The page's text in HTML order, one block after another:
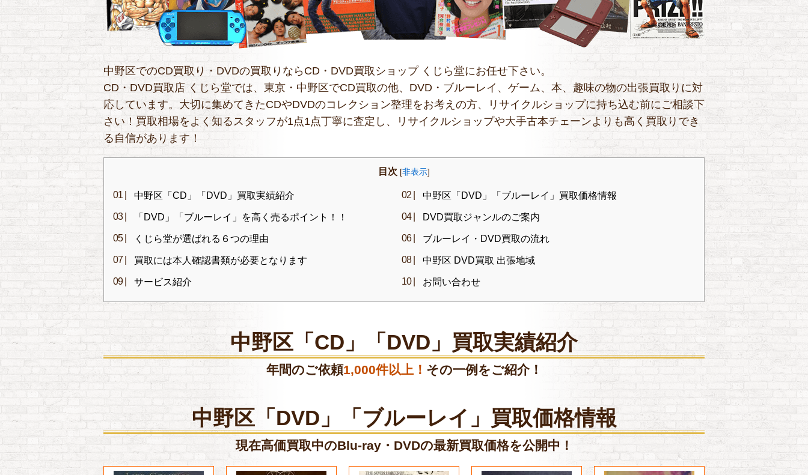
中野区でのCD買取り・DVDの買取りならCD・DVD買取ショップ くじら堂にお任せ下さい。
CD・DVD買取店 くじら堂では、東京・中野区でCD買取の他、DVD・ブルーレイ、ゲーム、本、趣味の物の出張買取りに対
応しています。大切に集めてきたCDやDVDのコレクション整理をお考えの方、リサイクルショップに持ち込む前にご相談下
さい！買取相場をよく知るスタッフが1点1点丁寧に査定し、リサイクルショップや大手古本チェーンよりも高く買取りでき
る自信があります！
目次 [非表示]
中野区「CD」「DVD」買取実績紹介 中野区「DVD」「ブルーレイ」買取価格情報
「DVD」「ブルーレイ」を高く売るポイント！！ DVD買取ジャンルのご案内
くじら堂が選ばれる６つの理由 ブルーレイ・DVD買取の流れ
買取には本人確認書類が必要となります 中野区 DVD買取 出張地域
サービス紹介 お問い合わせ
中野区「CD」「DVD」買取実績紹介
年間のご依頼1,000件以上！ その一例をご紹介！
中野区「DVD」「ブルーレイ」買取価格情報
現在高価買取中のBlu-ray・DVDの最新買取価格を公開中！